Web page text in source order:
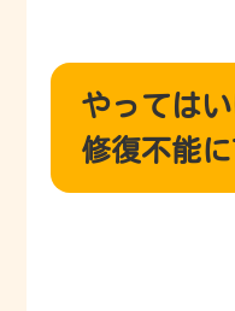
やっては
修復不能に